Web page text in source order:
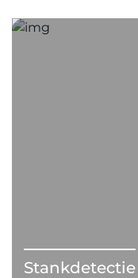
Stankdetectie